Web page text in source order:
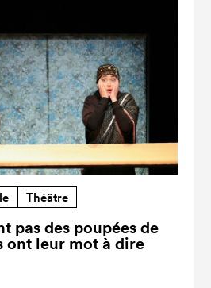
Théâtre
pas des poupées de
ont leur mot à dire